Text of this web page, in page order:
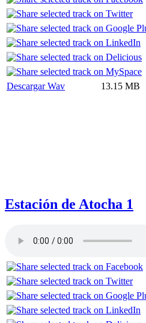
Descargar Wav 13.15 MB
Estación de Atocha 1